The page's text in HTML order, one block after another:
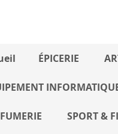
ÉPICERIE
SPORT &